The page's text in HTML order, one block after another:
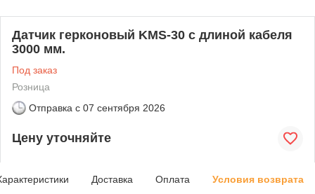
Датчик герконовый KMS-30 с длиной кабеля
3000 мм.
Под заказ
Розница
Отправка с 07 сентября 2026
Цену уточняйте
Доставка Оплата Условия возврата